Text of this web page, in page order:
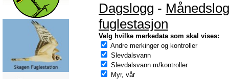
Dagslogg -
fuglestasjon
Velg hvilke merkedata som skal vises:
Andre merkinger og kontroller
Slevdalsvann
Slevdalsvann m/kontroller
Myr, vår